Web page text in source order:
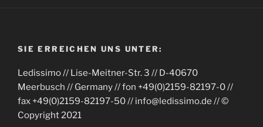
SIE ERREICHEN UNS UNTER:
Ledissimo // Lise-Meitner-Str. 3 // D-40670
Meerbusch // Germany // fon +49(0)2159-82197-0 //
fax +49(0)2159-82197-50 // info@ledissimo.de // ©
Copyright 2021